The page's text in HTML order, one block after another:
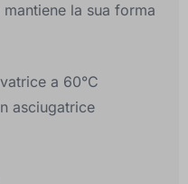
la sua forma
a 60°C
asciugatrice